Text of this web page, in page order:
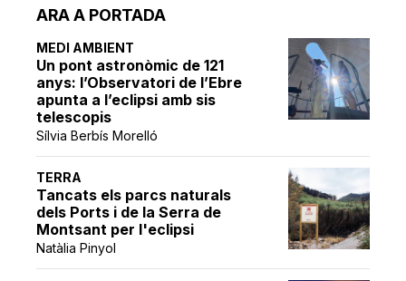
ARA A PORTADA
MEDI AMBIENT
Un pont astronòmic de 121
anys: l’Observatori de l’Ebre
apunta a l’eclipsi amb sis
telescopis
Sílvia Berbís Morelló
TERRA
Tancats els parcs naturals
dels Ports i de la Serra de
Montsant per l'eclipsi
Natàlia Pinyol